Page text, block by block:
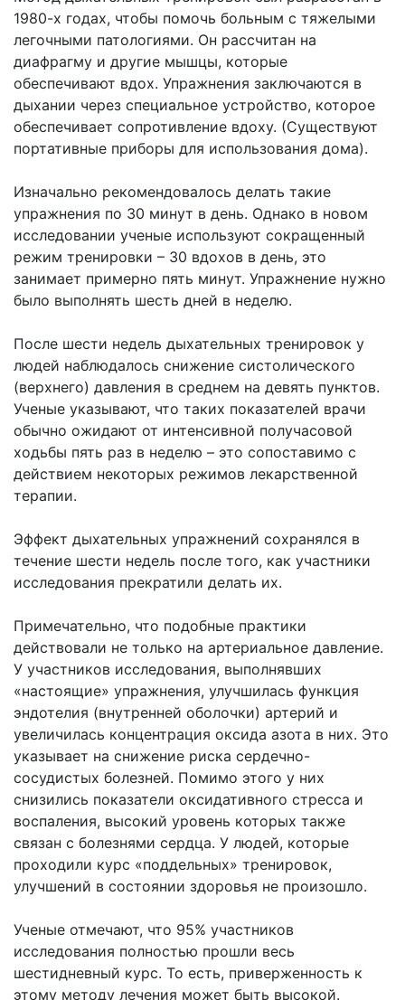
1980-х годах, чтобы помочь больным с тяжелыми
легочными патологиями. Он рассчитан на
диафрагму и другие мышцы, которые
обеспечивают вдох. Упражнения заключаются в
дыхании через специальное устройство, которое
обеспечивает сопротивление вдоху. (Существуют
портативные приборы для использования дома).
Изначально рекомендовалось делать такие
упражнения по 30 минут в день. Однако в новом
исследовании ученые используют сокращенный
режим тренировки – 30 вдохов в день, это
занимает примерно пять минут. Упражнение нужно
было выполнять шесть дней в неделю.
После шести недель дыхательных тренировок у
людей наблюдалось снижение систолического
(верхнего) давления в среднем на девять пунктов.
Ученые указывают, что таких показателей врачи
обычно ожидают от интенсивной получасовой
ходьбы пять раз в неделю – это сопоставимо с
действием некоторых режимов лекарственной
терапии.
Эффект дыхательных упражнений сохранялся в
течение шести недель после того, как участники
исследования прекратили делать их.
Примечательно, что подобные практики
действовали не только на артериальное давление.
У участников исследования, выполнявших
«настоящие» упражнения, улучшилась функция
эндотелия (внутренней оболочки) артерий и
увеличилась концентрация оксида азота в них. Это
указывает на снижение риска сердечно-
сосудистых болезней. Помимо этого у них
снизились показатели оксидативного стресса и
воспаления, высокий уровень которых также
связан с болезнями сердца. У людей, которые
проходили курс «поддельных» тренировок,
улучшений в состоянии здоровья не произошло.
Ученые отмечают, что 95% участников
исследования полностью прошли весь
шестидневный курс. То есть, приверженность к
этому методу лечения может быть высокой.